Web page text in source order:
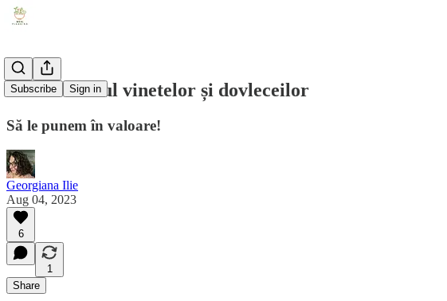
Subscribe Sign in
#2.47 Sezonul vinetelor și dovleceilor
Să le punem în valoare!
Georgiana Ilie
Aug 04, 2023
6
1
Share